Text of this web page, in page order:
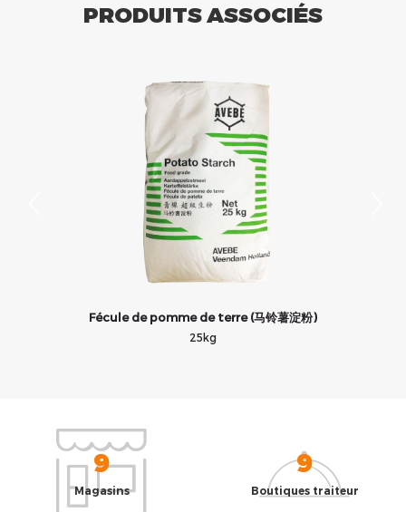
PRODUITS ASSOCIÉS
Fécule de pomme de terre (马铃薯淀粉)
25kg
9
Magasins
9
Boutiques traiteur